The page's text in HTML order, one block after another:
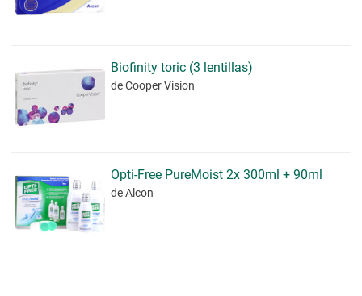
Biofinity toric (3 lentillas)
de Cooper Vision
Opti-Free PureMoist 2x 300ml + 90ml
de Alcon